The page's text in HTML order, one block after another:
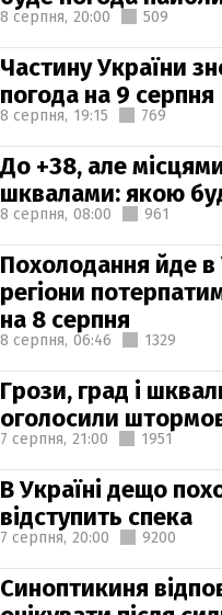
8 серпня, 20:00 509
Частину України
погода на 9 серпня
8 серпня, 19:15 769
До +38, але
шквалами: якою
8 серпня, 08:00 961
Похолодання йде в
регіони
на 8 серпня
8 серпня, 06:46 1329
Грози, град і
оголосили
7 серпня, 21:00 1951
В Україні дещо
відступить спека
7 серпня, 20:00 9200
Синоптикиня